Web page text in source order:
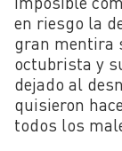
en riesgo la
gran mentira
octubrista y
dejado al
quisieron
todos los